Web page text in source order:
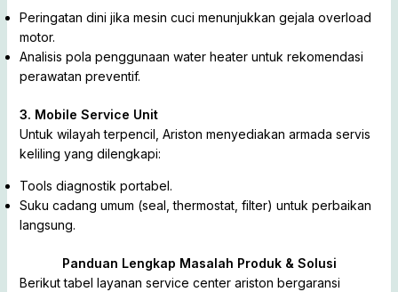
Peringatan dini jika mesin cuci menunjukkan gejala overload
motor.
Analisis pola penggunaan water heater untuk rekomendasi
perawatan preventif.
3. Mobile Service Unit
Untuk wilayah terpencil, Ariston menyediakan armada servis
keliling yang dilengkapi:
Tools diagnostik portabel.
Suku cadang umum (seal, thermostat, filter) untuk perbaikan
langsung.
Panduan Lengkap Masalah Produk & Solusi
Berikut tabel layanan service center ariston bergaransi